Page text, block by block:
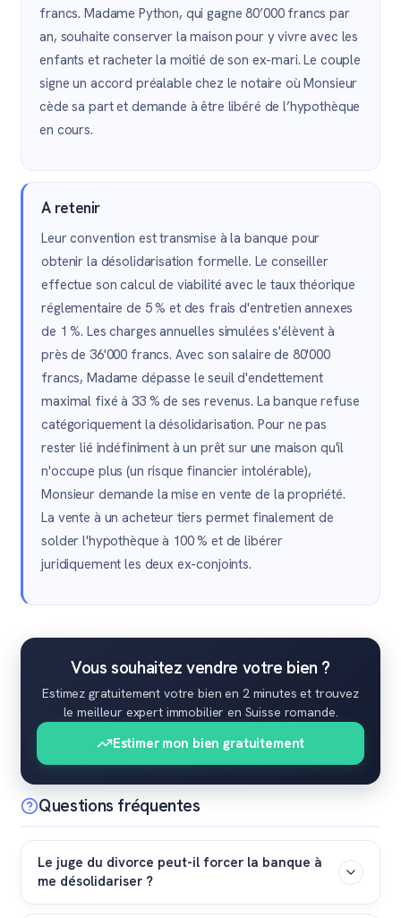
francs. Madame Python, qui gagne 80’000 francs par
an, souhaite conserver la maison pour y vivre avec les
enfants et racheter la moitié de son ex-mari. Le couple
signe un accord préalable chez le notaire où Monsieur
cède sa part et demande à être libéré de l’hypothèque
en cours.
A retenir
Leur convention est transmise à la banque pour
obtenir la désolidarisation formelle. Le conseiller
effectue son calcul de viabilité avec le taux théorique
réglementaire de 5 % et des frais d'entretien annexes
de 1 %. Les charges annuelles simulées s'élèvent à
près de 36'000 francs. Avec son salaire de 80'000
francs, Madame dépasse le seuil d'endettement
maximal fixé à 33 % de ses revenus. La banque refuse
catégoriquement la désolidarisation. Pour ne pas
rester lié indéfiniment à un prêt sur une maison qu'il
n'occupe plus (un risque financier intolérable),
Monsieur demande la mise en vente de la propriété.
La vente à un acheteur tiers permet finalement de
solder l'hypothèque à 100 % et de libérer
juridiquement les deux ex-conjoints.
Vous souhaitez vendre votre bien ?
Estimez gratuitement votre bien en 2 minutes et trouvez
le meilleur expert immobilier en Suisse romande.
Estimer mon bien gratuitement
Questions fréquentes
Le juge du divorce peut-il forcer la banque à
me désolidariser ?